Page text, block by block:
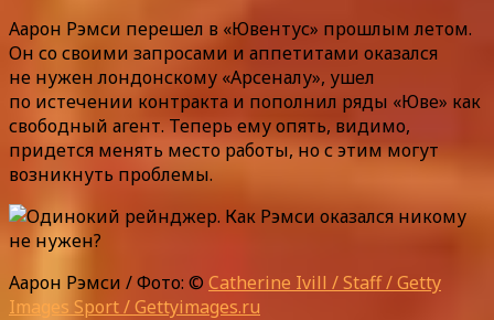
Аарон Рэмси перешел в «Ювентус» прошлым летом.
Он со своими запросами и аппетитами оказался
не нужен лондонскому «Арсеналу», ушел
по истечении контракта и пополнил ряды «Юве» как
свободный агент. Теперь ему опять, видимо,
придется менять место работы, но с этим могут
возникнуть проблемы.
Аарон Рэмси / Фото: © Catherine Ivill / Staff / Getty
Images Sport / Gettyimages.ru